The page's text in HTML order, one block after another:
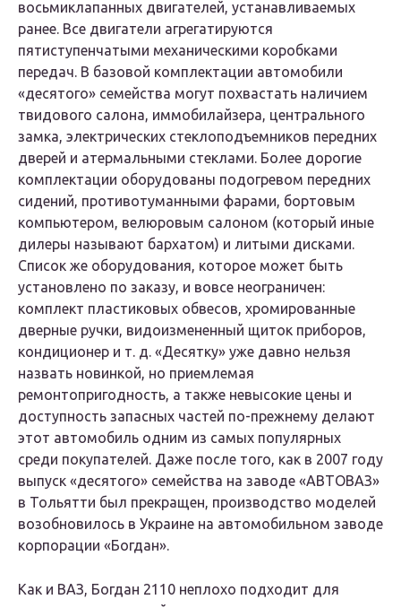
восьмиклапанных двигателей, устанавливаемых
ранее. Все двигатели агрегатируются
пятиступенчатыми механическими коробками
передач. В базовой комплектации автомобили
«десятого» семейства могут похвастать наличием
твидового салона, иммобилайзера, центрального
замка, электрических стеклоподъемников передних
дверей и атермальными стеклами. Более дорогие
комплектации оборудованы подогревом передних
сидений, противотуманными фарами, бортовым
компьютером, велюровым салоном (который иные
дилеры называют бархатом) и литыми дисками.
Список же оборудования, которое может быть
установлено по заказу, и вовсе неограничен:
комплект пластиковых обвесов, хромированные
дверные ручки, видоизмененный щиток приборов,
кондиционер и т. д. «Десятку» уже давно нельзя
назвать новинкой, но приемлемая
ремонтопригодность, а также невысокие цены и
доступность запасных частей по-прежнему делают
этот автомобиль одним из самых популярных
среди покупателей. Даже после того, как в 2007 году
выпуск «десятого» семейства на заводе «АВТОВАЗ»
в Тольятти был прекращен, производство моделей
возобновилось в Украине на автомобильном заводе
корпорации «Богдан».
Как и ВАЗ, Богдан 2110 неплохо подходит для